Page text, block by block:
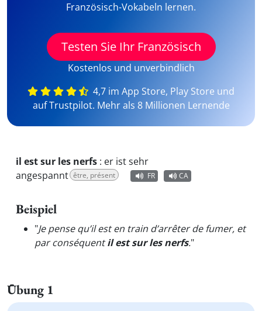
Französisch-Vokabeln lernen.
Testen Sie Ihr Französisch
Kostenlos und unverbindlich
4,7 im App Store, Play Store und
auf Trustpilot. Mehr als 8 Millionen Lernende
il est sur les nerfs : er ist sehr
angespannt être, présent FR CA
Beispiel
"Je pense qu’il est en train d’arrêter de fumer, et
par conséquentil est sur les nerfs."
Übung 1